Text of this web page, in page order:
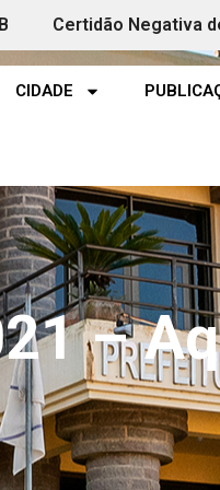
Certidão Negativa
CIDADE
–